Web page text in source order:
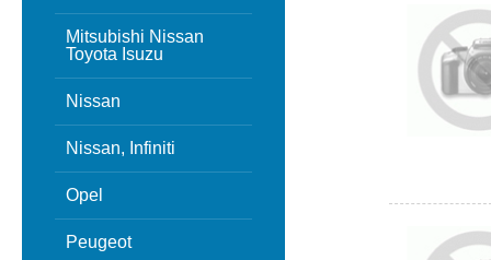
Mitsubishi Nissan
Toyota Isuzu
Nissan
Nissan, Infiniti
Opel
Peugeot